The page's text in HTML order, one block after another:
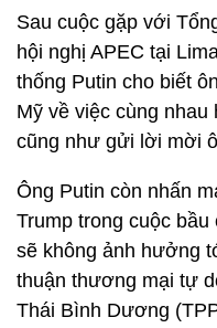
Sau cuộc gặp với
hội nghị APEC tại
thống Putin cho biết
Mỹ về việc cùng
cũng như gửi lời mời
Ông Putin còn nhấn
Trump trong cuộc
sẽ không ảnh hưởng
thuận thương mại tự
Thái Bình Dương